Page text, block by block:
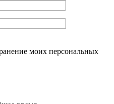
моих персональных